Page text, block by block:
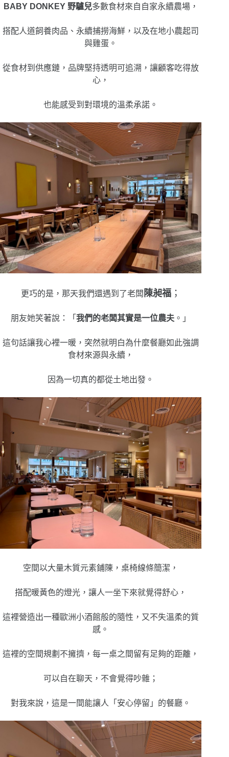
BABY DONKEY 野驢兒多數食材來自自家永續農場，
搭配人道飼養肉品、永續捕撈海鮮，以及在地小農起司
與雞蛋。
從食材到供應鏈，品牌堅持透明可追溯，讓顧客吃得放
心，
也能感受到對環境的溫柔承諾。
更巧的是，那天我們還遇到了老闆 陳昶福 ；
朋友她笑著說：「我們的老闆其實是一位農夫 。」
這句話讓我心裡一暖，突然就明白為什麼餐廳如此強調
食材來源與永續，
因為一切真的都從土地出發。
空間以大量木質元素鋪陳，桌椅線條簡潔，
搭配暖黃色的燈光，讓人一坐下來就覺得舒心，
這裡營造出一種歐洲小酒館般的隨性，又不失溫柔的質
感。
這裡的空間規劃不擁擠，每一桌之間留有足夠的距離，
可以自在聊天，不會覺得吵雜；
對我來說，這是一間能讓人「安心停留」的餐廳。